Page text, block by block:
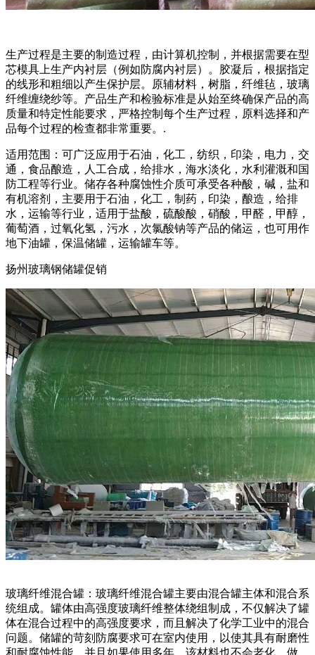
生产过程是主要的制造过程，由计算机控制，并根据需要在型
芯模具上生产内衬层（例如防腐内衬层）。胶凝后，根据指定
的线形和粗细以产生保护层。原辅材料，树脂，纤维毡，玻璃
纤维缠绕纱等。产品生产和检验标准是从始至终确保产品的高
质量和特定性能要求，严格控制每个生产过程，原料选择和产
品每个过程的检查都非常重要。.
适用范围：可广泛应用于石油，化工，纺织，印染，电力，交
通，食品酿造，人工合成，给排水，海水淡化，水利灌溉和国
防工程等行业。储存各种腐蚀性介质可承受各种酸，碱，盐和
有机溶剂，主要用于石油，化工，制药，印染，酿造，给排
水，运输等行业，适用于盐酸，硫酸酸，硝酸，甲醛，甲醇，
葡萄酒，过氧化氢，污水，次氯酸钠等产品的储运，也可用作
地下油罐，保温储罐，运输罐车等。
扬州玻璃钢储罐促销
玻璃纤维混合罐：玻璃纤维混合罐主要由混合罐主体和混合系
统组成。罐体由高强度玻璃纤维整体绕组制成，不仅解决了罐
体在混合过程中的高强度要求，而且解决了化学工业中的混合
问题。储罐的苛刻防腐要求可在室内使用，以使其具有耐磨性
和耐腐蚀性能，并且如果使用多年，该材料也不会老化。做。